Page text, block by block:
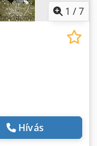
1 /7
Hívás